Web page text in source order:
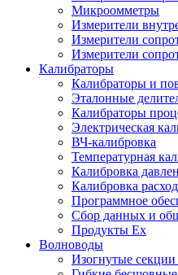
Микроомметры
Измерители
Измерители
Измерители
Калибраторы
Калибраторы и
Эталонные
Калибраторы
Электрическая
ВЧ-калибровка
Температурная
Калибровка
Калибровка
Программное
Сбор данных и
Продукты Ex
Волноводы
Изогнутые